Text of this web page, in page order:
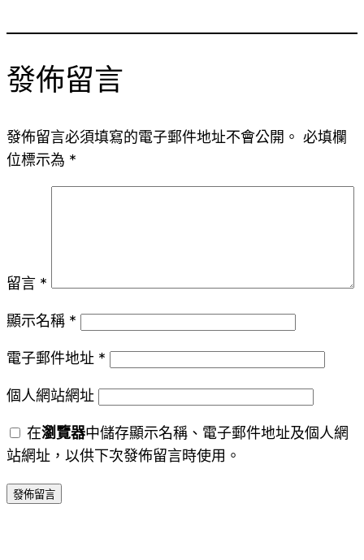
發佈留言
發佈留言必須填寫的電子郵件地址不會公開。 必填欄
位標示為 *
留言 *
顯示名稱 *
電子郵件地址 *
個人網站網址
在瀏覽器中儲存顯示名稱、電子郵件地址及個人網
站網址，以供下次發佈留言時使用。